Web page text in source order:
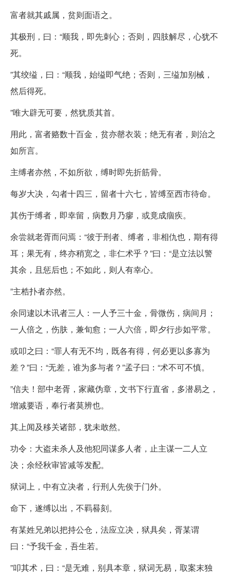
富者就其戚属，贫则面语之。
其极刑，曰：“顺我，即先刺心；否则，四肢解尽，心犹不
死。
”其绞缢，曰：“顺我，始缢即气绝；否则，三缢加别械，
然后得死。
”唯大辟无可要，然犹质其首。
用此，富者赂数十百金，贫亦罄衣装；绝无有者，则治之
如所言。
主缚者亦然，不如所欲，缚时即先折筋骨。
每岁大决，勾者十四三，留者十六七，皆缚至西市待命。
其伤于缚者，即幸留，病数月乃瘳，或竟成痼疾。
余尝就老胥而问焉：“彼于刑者、缚者，非相仇也，期有得
耳；果无有，终亦稍宽之，非仁术乎？”曰：“是立法以警
其余，且惩后也；不如此，则人有幸心。
”主梏扑者亦然。
余同逮以木讯者三人：一人予三十金，骨微伤，病间月；
一人倍之，伤肤，兼旬愈；一人六倍，即夕行步如平常。
或叩之曰：“罪人有无不均，既各有得，何必更以多寡为
差？”曰：“无差，谁为多与者？”孟子曰：“术不可不慎。
”信夫！部中老胥，家藏伪章，文书下行直省，多潜易之，
增减要语，奉行者莫辨也。
其上闻及移关诸部，犹未敢然。
功令：大盗未杀人及他犯同谋多人者，止主谋一二人立
决；余经秋审皆减等发配。
狱词上，中有立决者，行刑人先俟于门外。
命下，遂缚以出，不羁晷刻。
有某姓兄弟以把持公仓，法应立决，狱具矣，胥某谓
曰：“予我千金，吾生若。
”叩其术，曰：“是无难，别具本章，狱词无易，取案末独